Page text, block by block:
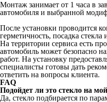
Монтаж занимает от 1 часа в
автомобиля и выбранной
После установки проводится
герметичность, посадка
На территории сервиса есть
автомобиль может безопасно
работ. На установку
специалисты готовы дать
ответить на вопросы клиента.
FAQ
Подойдет ли это стекло на
Да, стекло подбирается по